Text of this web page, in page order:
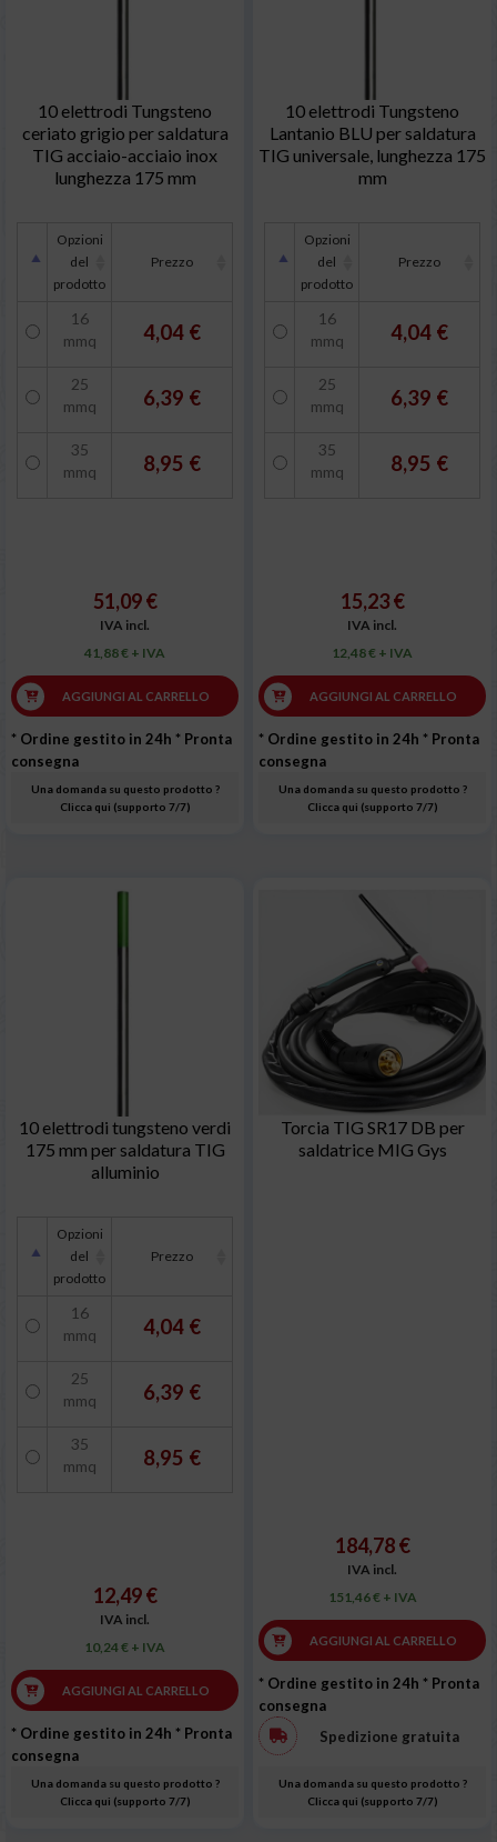
10 elettrodi Tungsteno
ceriato grigio per saldatura
TIG acciaio-acciaio inox
lunghezza 175 mm
Opzioni
del
prodotto
Prezzo
16
mmq
4,04 €
25
mmq
6,39 €
35
mmq
8,95 €
51,09 €
IVA incl.
41,88 € + IVA
AGGIUNGI AL CARRELLO
* Ordine gestito in 24h * Pronta
consegna
Una domanda su questo prodotto ?
Clicca qui (supporto 7/7)
10 elettrodi Tungsteno
Lantanio BLU per saldatura
TIG universale, lunghezza 175
mm
Opzioni
del
prodotto
Prezzo
16
mmq
4,04 €
25
mmq
6,39 €
35
mmq
8,95 €
15,23 €
IVA incl.
12,48 € + IVA
AGGIUNGI AL CARRELLO
* Ordine gestito in 24h * Pronta
consegna
Una domanda su questo prodotto ?
Clicca qui (supporto 7/7)
10 elettrodi tungsteno verdi
175 mm per saldatura TIG
alluminio
Opzioni
del
prodotto
Prezzo
16
mmq
4,04 €
25
mmq
6,39 €
35
mmq
8,95 €
12,49 €
IVA incl.
10,24 € + IVA
AGGIUNGI AL CARRELLO
* Ordine gestito in 24h * Pronta
consegna
Una domanda su questo prodotto ?
Clicca qui (supporto 7/7)
Torcia TIG SR17 DB per
saldatrice MIG Gys
184,78 €
IVA incl.
151,46 € + IVA
AGGIUNGI AL CARRELLO
* Ordine gestito in 24h * Pronta
consegna
Spedizione gratuita
Una domanda su questo prodotto ?
Clicca qui (supporto 7/7)